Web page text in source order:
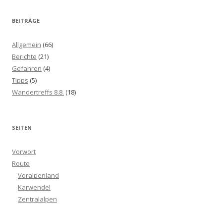
BEITRÄGE
Allgemein (66)
Berichte (21)
Gefahren (4)
Tipps (5)
Wandertreffs 8.8. (18)
SEITEN
Vorwort
Route
Voralpenland
Karwendel
Zentralalpen